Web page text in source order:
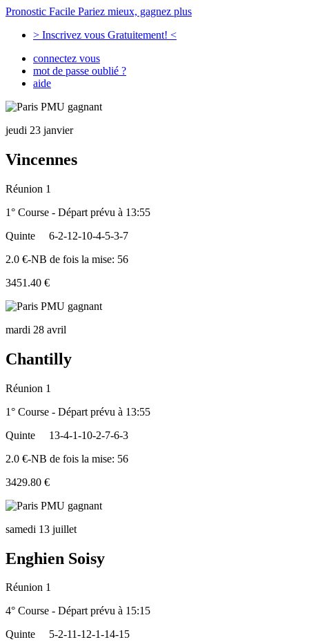
Pronostic Facile Pariez mieux, gagnez plus
> Inscrivez vous Gratuitement! <
connectez vous
mot de passe oublié ?
aide
jeudi 23 janvier
Vincennes
Réunion 1
1° Course - Départ prévu à 13:55
Quinte
6-2-12-10-4-5-3-7
2.0 €-NB de fois la mise: 56
3451.40 €
mardi 28 avril
Chantilly
Réunion 1
1° Course - Départ prévu à 13:55
Quinte
13-4-1-10-2-7-6-3
2.0 €-NB de fois la mise: 56
3429.80 €
samedi 13 juillet
Enghien Soisy
Réunion 1
4° Course - Départ prévu à 15:15
Quinte
5-2-11-12-1-14-15